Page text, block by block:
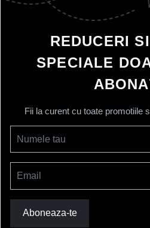
REDUCERI
SPECIALE
Fii la curent cu toate promotiile
Numele tau
Email
Aboneaza-te